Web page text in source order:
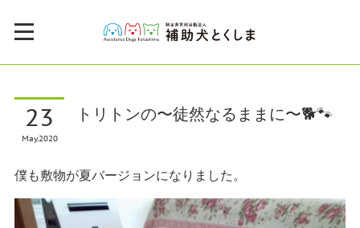
23
May2020
トリトンの〜徒然なるままに〜🐕🐾
僕も敷物が夏バージョンになりました。